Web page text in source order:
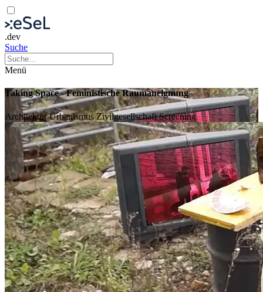
.dev
Suche
Menü
Taking Space - Feministische Raumaneignung
ArchitekturUrbanismusZivilgesellschaftScreening